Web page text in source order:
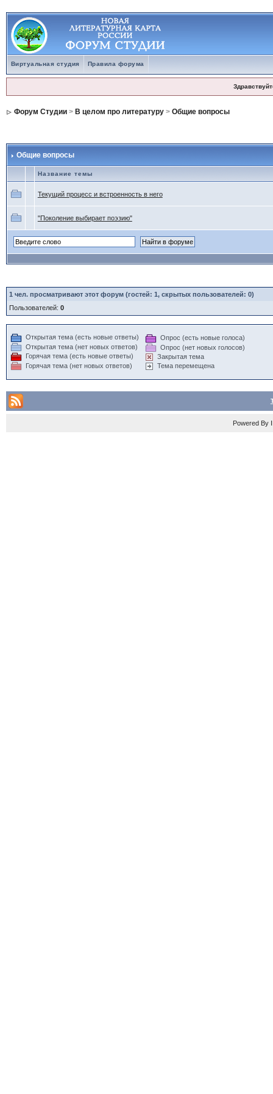
Виртуальная студия Правила форума
Форум Студии> В целом про литературу> Общие вопросы
Общие вопросы
Название темы
Текущий процесс и встроенность в него
"Поколение выбирает поэзию"
1 чел. просматривают этот форум (гостей: 1, скрытых пользователей: 0)
Пользователей: 0
Открытая тема (есть новые ответы)
Открытая тема (нет новых ответов)
Горячая тема (есть новые ответы)
Горячая тема (нет новых ответов)
Опрос (есть новые голоса)
Опрос (нет новых голосов)
Закрытая тема
Тема перемещена
Powered By